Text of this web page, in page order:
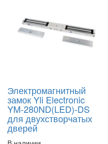
Электромагнитный
замок Yli Electronic
YM-280ND(LED)-DS
для двухстворчатых
дверей